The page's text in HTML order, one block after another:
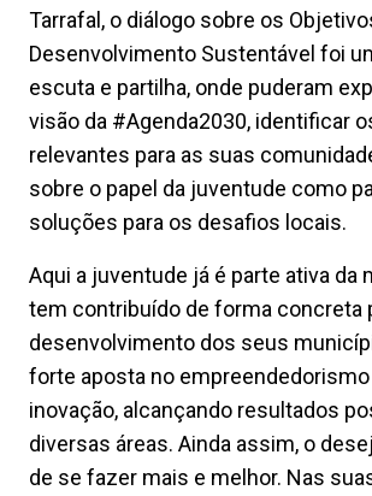
Tarrafal, o diálogo sobre os
Desenvolvimento Sustentável foi
escuta e partilha, onde puderam
visão da #Agenda2030, identificar
relevantes para as suas
sobre o papel da juventude como
soluções para os desafios locais.
Aqui a juventude já é parte ativa da
tem contribuído de forma concreta
desenvolvimento dos seus
forte aposta no empreendedorismo
inovação, alcançando resultados
diversas áreas. Ainda assim, o
de se fazer mais e melhor. Nas